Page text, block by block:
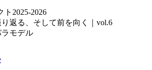
ト2025-2026
返る、そして前を向く｜vol.6
モデル